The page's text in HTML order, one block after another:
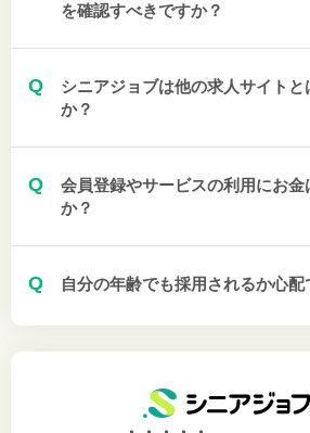
を確認すべきですか？
Q
シニアジョブは他の求人サイト
か？
Q
会員登録やサービスの利用にお金
か？
Q 自分の年齢でも採用されるか心配